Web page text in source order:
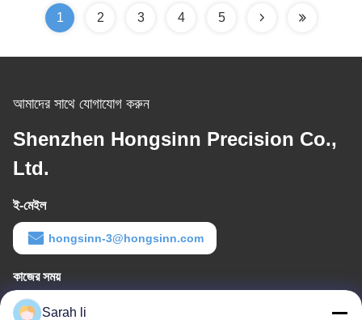
1 2 3 4 5
আমাদের সাথে যোগাযোগ করুন
Shenzhen Hongsinn Precision Co.,
Ltd.
ই-মেইল
hongsinn-3@hongsinn.com
কাজের সময়
8:30-22:30
Sarah li